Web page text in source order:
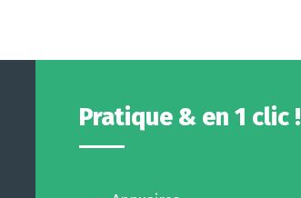
Pratique & en 1 clic !